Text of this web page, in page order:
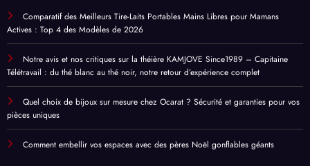
Comparatif des Meilleurs Tire-Laits Portables Mains Libres pour Mamans
Actives : Top 4 des Modèles de 2026
Notre avis et nos critiques sur la théière KAMJOVE Since1989 – Capitaine
Télétravail : du thé blanc au thé noir, notre retour d’expérience complet
Quel choix de bijoux sur mesure chez Ocarat ? Sécurité et garanties pour vos
pièces uniques
Comment embellir vos espaces avec des pères Noël gonflables géants